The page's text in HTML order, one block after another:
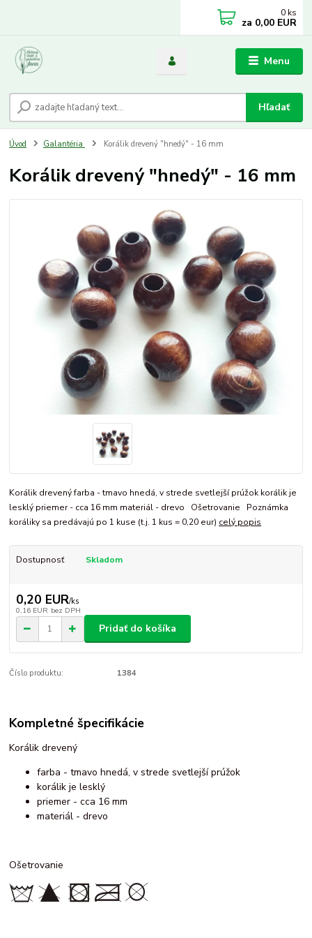
Menu
Hľadať
0 ks
za 0,00 EUR
Úvod Galantéria Korálik drevený "hnedý" - 16 mm
Korálik drevený "hnedý" - 16 mm
Korálik drevený farba - tmavo hnedá, v strede svetlejší prúžok korálik je
lesklý priemer - cca 16 mm materiál - drevo Ošetrovanie Poznámka
koráliky sa predávajú po 1 kuse (t.j. 1 kus = 0,20 eur) celý popis
Dostupnosť Skladom
0,20 EUR/ks
0,16 EUR bez DPH
Pridať do košíka
Číslo produktu: 1384
Kompletné špecifikácie
Korálik drevený
farba - tmavo hnedá, v strede svetlejší prúžok
korálik je lesklý
priemer - cca 16 mm
materiál - drevo
Ošetrovanie